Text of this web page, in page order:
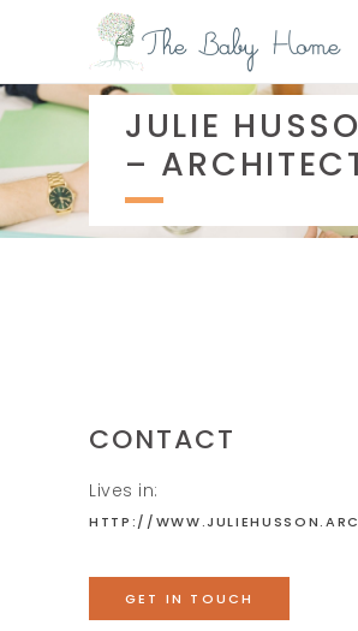
JULIE
–
CONTACT
Lives in:
HTTP://
GET IN TOUCH